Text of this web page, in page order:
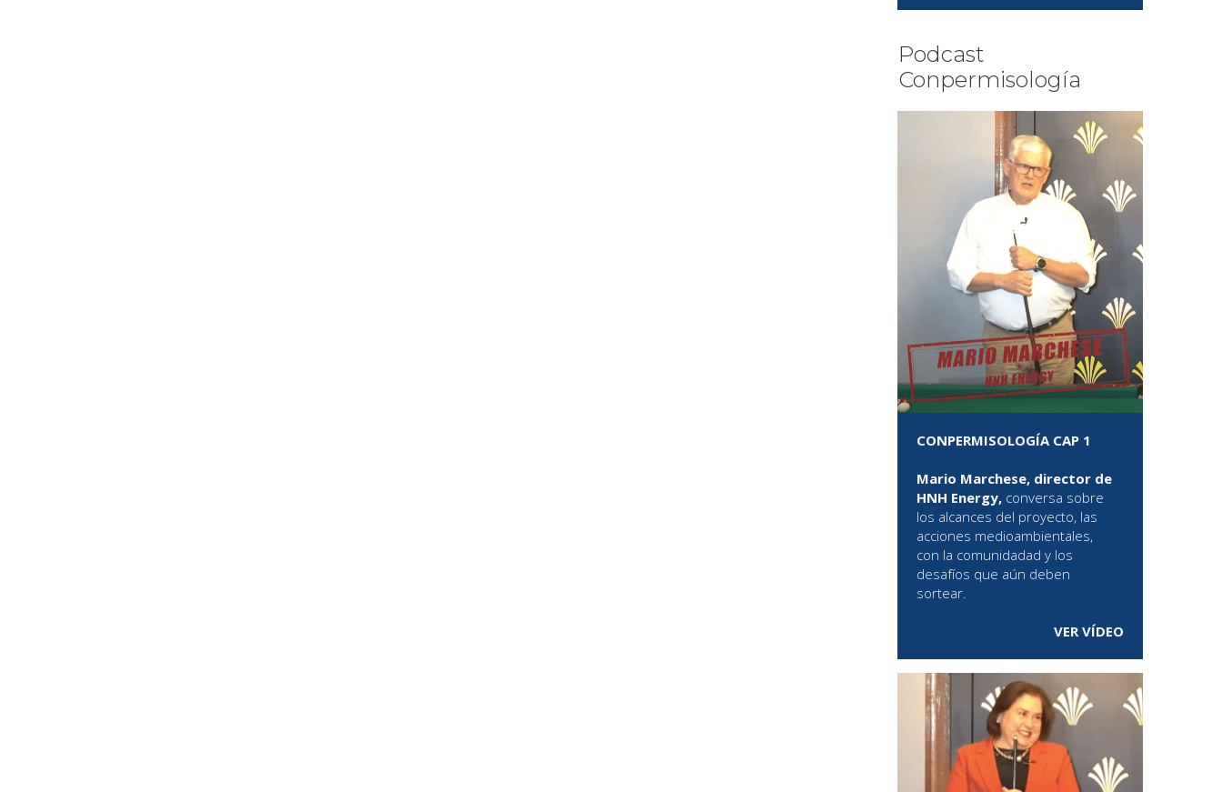
Podcast
Conpermisología
CONPERMISOLOGÍA CAP 1
Mario Marchese, director de
HNH Energy, conversa sobre
los alcances del proyecto, las
acciones medioambientales,
con la comunidadad y los
desafíos que aún deben
sortear.
VER VÍDEO